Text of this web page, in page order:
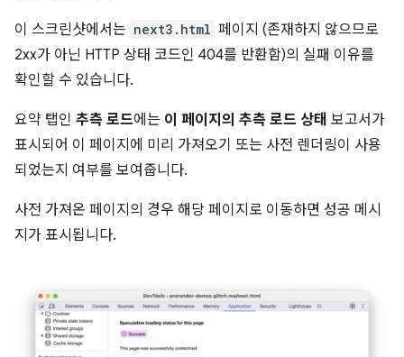
이 스크린샷에서는 next3.html 페이지 (존재하지 않으므로
2xx가 아닌 HTTP 상태 코드인 404를 반환함)의 실패 이유를
확인할 수 있습니다.
요약 탭인 추측 로드에는 이 페이지의 추측 로드 상태 보고서가
표시되어 이 페이지에 미리 가져오기 또는 사전 렌더링이 사용
되었는지 여부를 보여줍니다.
사전 가져온 페이지의 경우 해당 페이지로 이동하면 성공 메시
지가 표시됩니다.